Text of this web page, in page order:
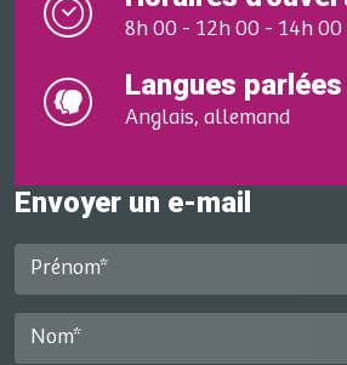
8h 00 - 12h 00 - 14h 00
Langues parlées
Anglais, allemand
Envoyer un e-mail
Prénom*
Nom*